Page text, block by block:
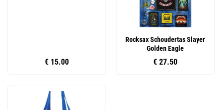
€ 15.00
Rocksax Schoudertas Slayer
Golden Eagle
€ 27.50